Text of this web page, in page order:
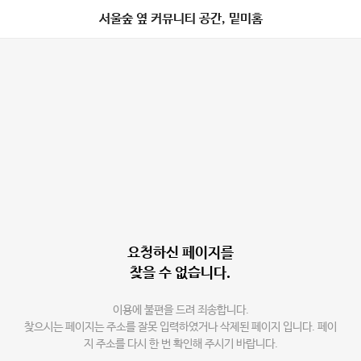
서울숲 옆 커뮤니티 공간, 밑미홈
요청하신 페이지를
찾을 수 없습니다.
이용에 불편을 드려 죄송합니다.
찾으시는 페이지는 주소를 잘못 입력하였거나 삭제된 페이지 입니다. 페이
지 주소를 다시 한 번 확인해 주시기 바랍니다.